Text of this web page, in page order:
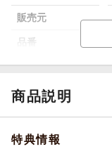
販売元
品番
洋題
商品説明
特典情報